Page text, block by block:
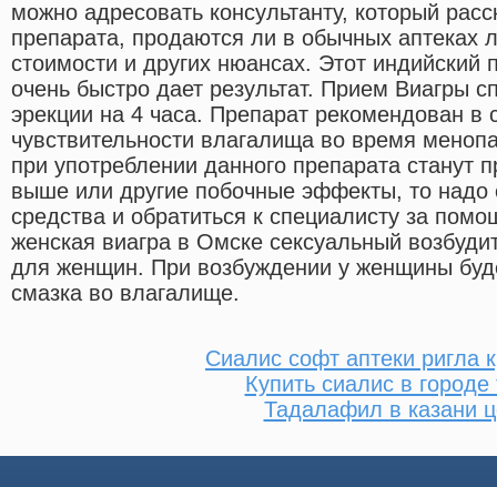
можно адресовать консультанту, который
препарата, продаются ли в обычных аптеках
стоимости и других нюансах. Этот индийский
очень быстро дает результат. Прием Виагры
эрекции на 4 часа. Препарат рекомендован в
чувствительности влагалища во время
при употреблении данного препарата станут
выше или другие побочные эффекты, то надо
средства и обратиться к специалисту за
женская виагра в Омске сексуальный
для женщин. При возбуждении у женщины
смазка во влагалище.
Сиалис софт аптеки ригла
Купить сиалис в городе
Тадалафил в казани